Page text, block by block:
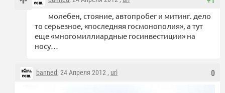
молебен, стояние, автопробег и митинг. дело
то серьезное, «последняя госмонополия», а тут
еще «многомиллиардные госинвестиции» на
носу…
0
banned, 24 Апреля 2012 , url